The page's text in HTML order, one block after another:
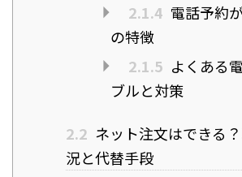
2.1.4 電話予約
の特徴
2.1.5 よくある
ブルと対策
2.2 ネット注文はできる
況と代替手段